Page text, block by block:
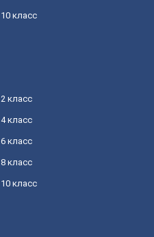
10 класс
2 класс
4 класс
6 класс
8 класс
10 класс